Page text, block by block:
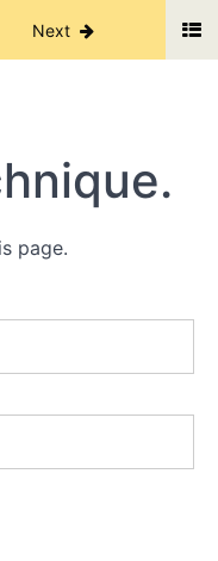
des cryptos V2.
Next
page.